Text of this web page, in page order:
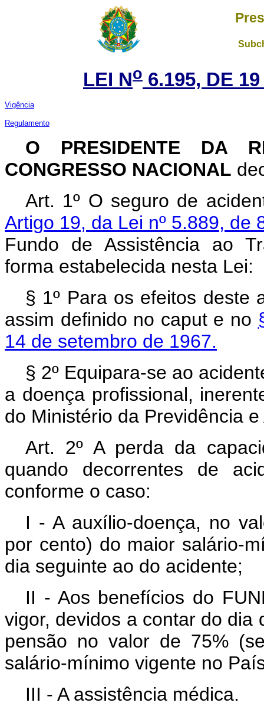
LEI No 6.195, DE
Vigência
Regulamento
O PRESIDENTE DA
CONGRESSO NACIONAL
Art. 1º O seguro de
Artigo 19, da Lei nº 5.889, de
Fundo de Assistência ao
forma estabelecida nesta Lei:
§ 1º Para os efeitos deste
assim definido no caput e no
14 de setembro de 1967.
§ 2º Equipara-se ao
a doença profissional,
do Ministério da Previdência
Art. 2º A perda da
quando decorrentes de
conforme o caso:
I - A auxílio-doença, no
por cento) do maior salário-
dia seguinte ao do acidente;
II - Aos benefícios do
vigor, devidos a contar do dia
pensão no valor de 75%
salário-mínimo vigente no
III - A assistência médica.